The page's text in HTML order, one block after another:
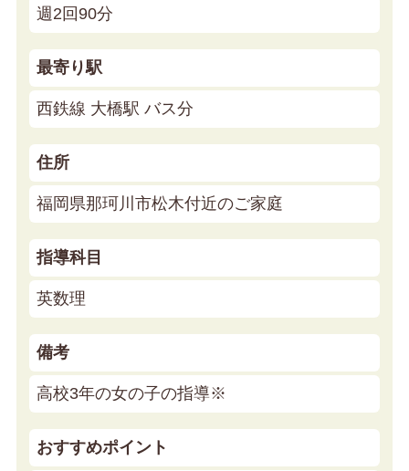
週2回90分
最寄り駅
西鉄線 大橋駅 バス分
住所
福岡県那珂川市松木付近のご家庭
指導科目
英数理
備考
高校3年の女の子の指導※
おすすめポイント